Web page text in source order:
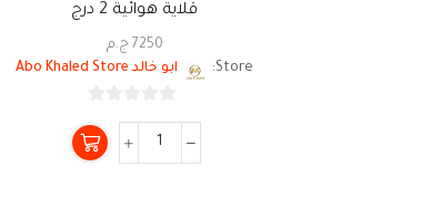
قلاية هوائية 2 درج
7250 ج.م
Store:
ابو خالد Abo Khaled Store
من
5